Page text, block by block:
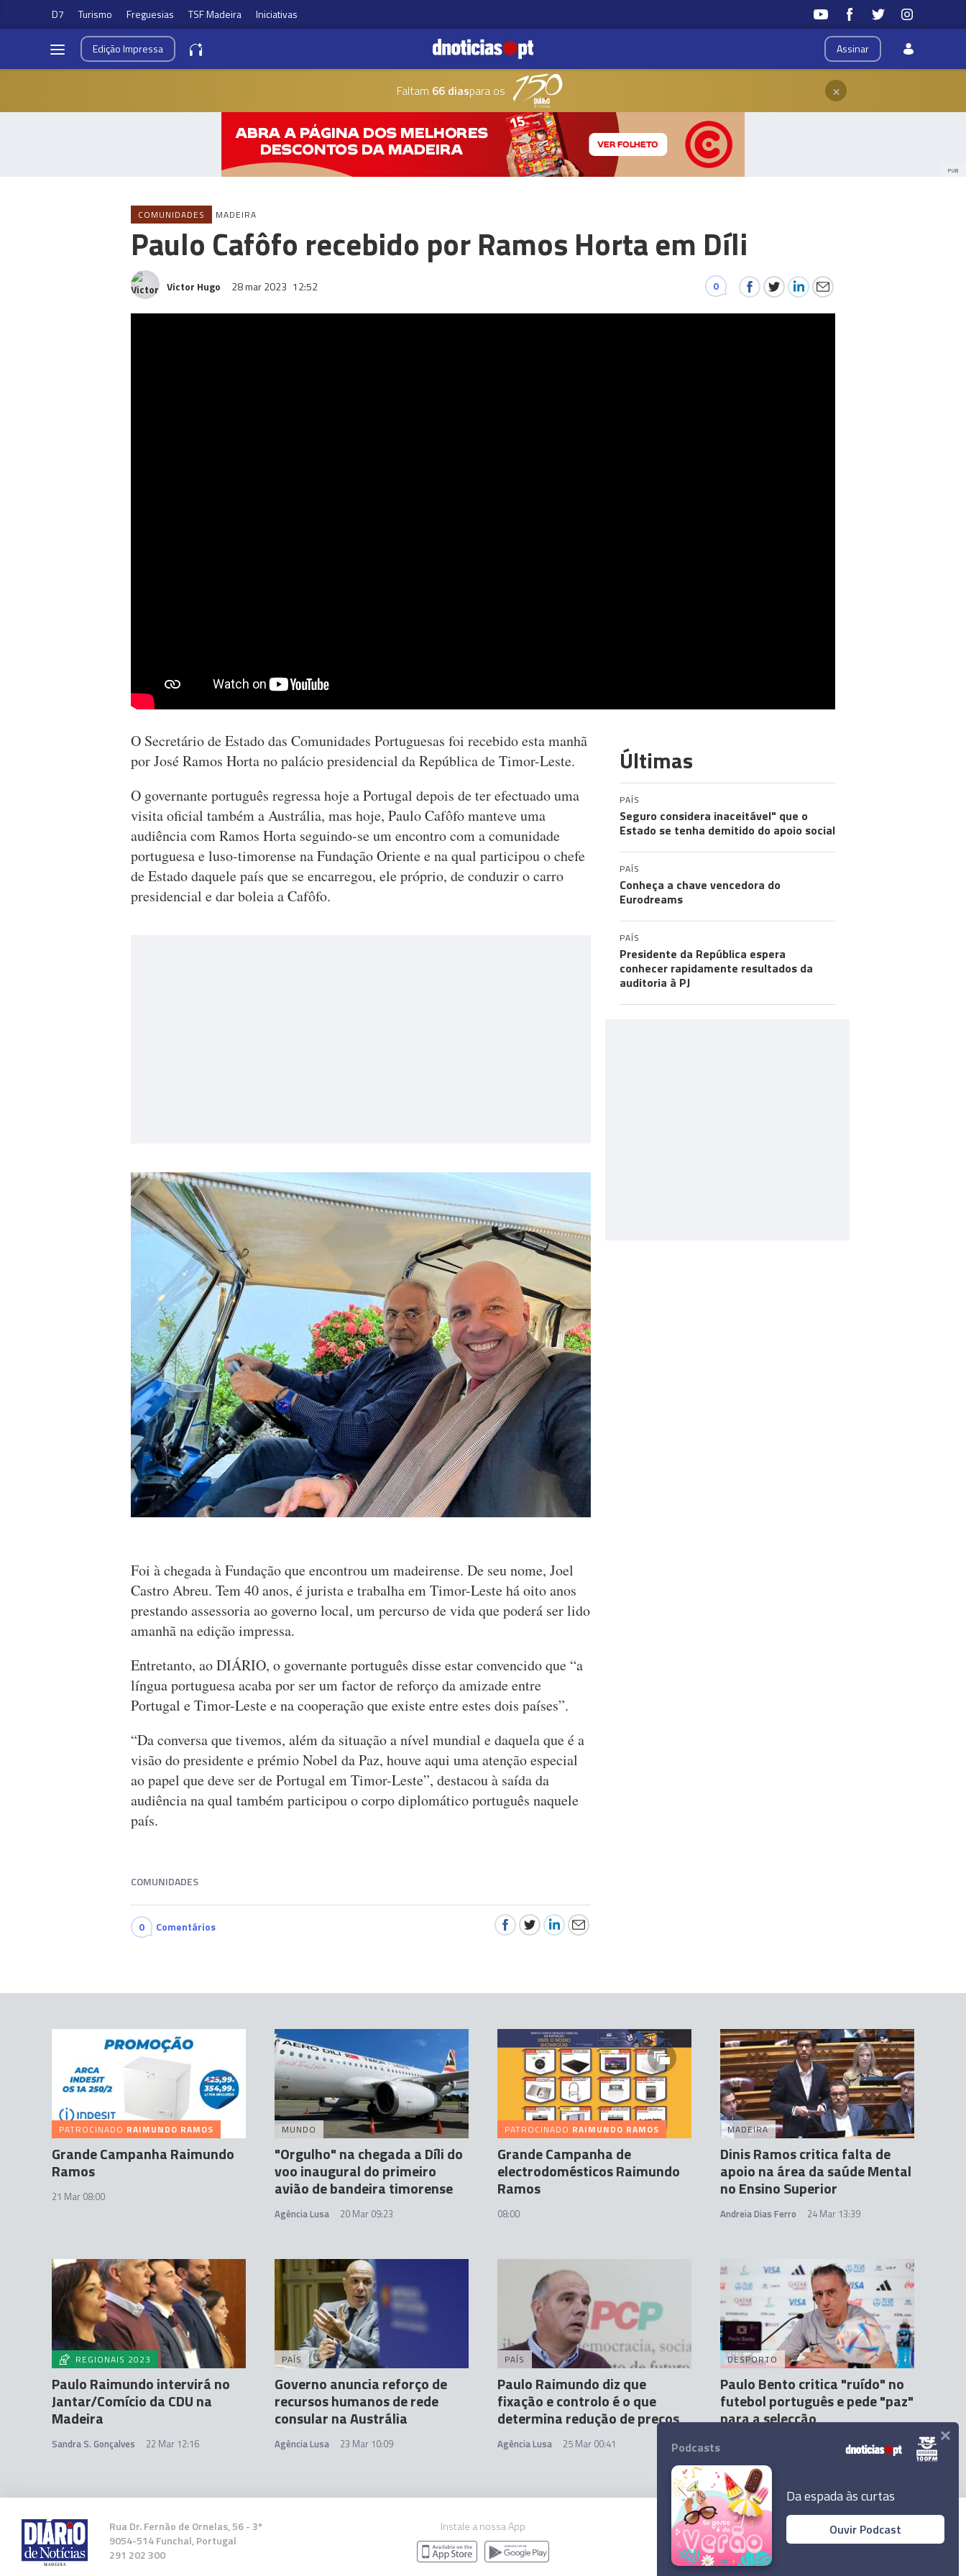
D7 Turismo Freguesias TSF Madeira Iniciativas
Assinar
EdiçãoImpressa
Faltam 66 diaspara os ×
PUB
COMUNIDADES MADEIRA
Paulo Cafôfo recebido por Ramos Horta em Díli
Victor Hugo 28 mar 2023 12:52 0
O Secretário de Estado das Comunidades Portuguesas foi recebido esta manhã
por José Ramos Horta no palácio presidencial da República de Timor-Leste.
O governante português regressa hoje a Portugal depois de ter efectuado uma
visita oficial também a Austrália, mas hoje, Paulo Cafôfo manteve uma
audiência com Ramos Horta seguindo-se um encontro com a comunidade
portuguesa e luso-timorense na Fundação Oriente e na qual participou o chefe
de Estado daquele país que se encarregou, ele próprio, de conduzir o carro
presidencial e dar boleia a Cafôfo.
Foi à chegada à Fundação que encontrou um madeirense. De seu nome, Joel
Castro Abreu. Tem 40 anos, é jurista e trabalha em Timor-Leste há oito anos
prestando assessoria ao governo local, um percurso de vida que poderá ser lido
amanhã na edição impressa.
Entretanto, ao DIÁRIO, o governante português disse estar convencido que “a
língua portuguesa acaba por ser um factor de reforço da amizade entre
Portugal e Timor-Leste e na cooperação que existe entre estes dois países”.
“Da conversa que tivemos, além da situação a nível mundial e daquela que é a
visão do presidente e prémio Nobel da Paz, houve aqui uma atenção especial
ao papel que deve ser de Portugal em Timor-Leste”, destacou à saída da
audiência na qual também participou o corpo diplomático português naquele
país.
COMUNIDADES
0 Comentários
Últimas
PAÍS
Seguro considera inaceitável" que o
Estado se tenha demitido do apoio social
PAÍS
Conheça a chave vencedora do
Eurodreams
PAÍS
Presidente da República espera
conhecer rapidamente resultados da
auditoria à PJ
Grande Campanha Raimundo Ramos
PATROCINADO RAIMUNDO RAMOS
Grande Campanha Raimundo
Ramos
21 Mar 08:00
MUNDO
"Orgulho" na chegada a Díli do
voo inaugural do primeiro
avião de bandeira timorense
Agência Lusa 20 Mar 09:23
PATROCINADO RAIMUNDO RAMOS
Grande Campanha de
electrodomésticos Raimundo
Ramos
08:00
MADEIRA
Dinis Ramos critica falta de
apoio na área da saúde Mental
no Ensino Superior
Andreia Dias Ferro 24 Mar 13:39
REGIONAIS 2023
Paulo Raimundo intervirá no
Jantar/Comício da CDU na
Madeira
Sandra S. Gonçalves 22 Mar 12:16
PAÍS
Governo anuncia reforço de
recursos humanos de rede
consular na Austrália
Agência Lusa 23 Mar 10:09
PAÍS
Paulo Raimundo diz que
fixação e controlo é o que
determina redução de preços
Agência Lusa 25 Mar 00:41 1
DESPORTO
Paulo Bento critica "ruído" no
futebol português e pede "paz"
para a selecção
Rua Dr. Fernão de Ornelas, 56 - 3º
9054-514 Funchal, Portugal
291 202 300
Instale a nossa App
© 2023 Empresa Diário de Notícias, Lda.
Podcasts
Da espada às curtas
Ouvir Podcast
×